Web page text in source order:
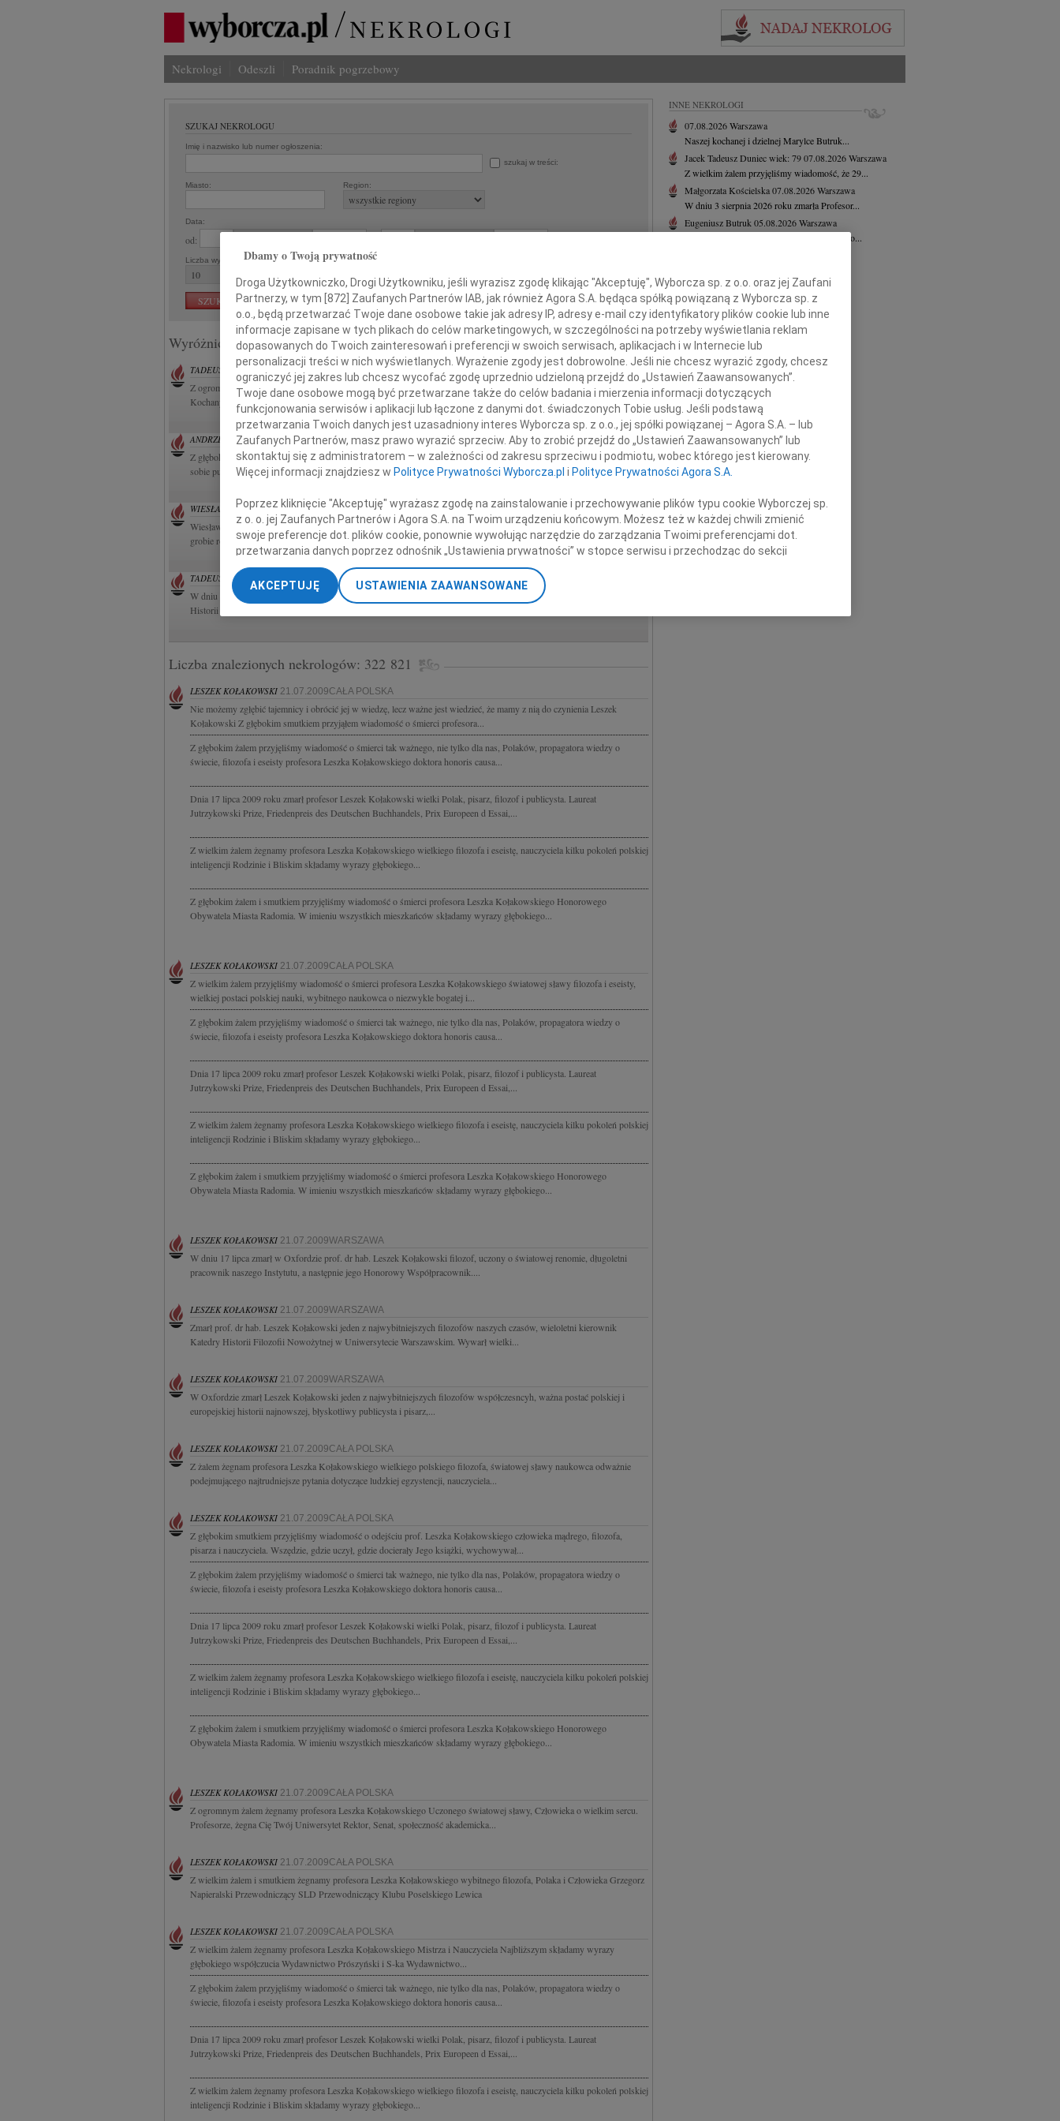
Nekrologi Odeszli Poradnik pogrzebowy
SZUKAJ NEKROLOGU
Imię i nazwisko lub numer ogłoszenia:
szukaj w treści:
Miasto: Region:
Data:
od:
Liczba wyników na stronie:
Wyróżnione ogłoszenia:
TADEUSZ KOTŁOWSKI 05.08.2026POZNAŃ
Z ogromnym żalem i bólem w sercu zawiadamiamy, że w dniu 3 sierpnia 2026 r. odszedł od nas w wieku 80 lat nasz
Kochany Mąż, Tata i Dziadek Profesor dr hab. Tadeusz Kotłowski Ceremonia...
ANDRZEJ PERZANOWSKI 03.08.2026WARSZAWA
Z głębokim smutkiem i niedowierzaniem zawiadamiamy o śmierci dr n. med. Andrzeja Perzanowskiego Pozostawił po
sobie pustkę, której nie sposób wypełnić. Był wyjątkowym Człowiekiem....
WIESŁAW PIETKUN03.08.2026OLSZTYN
Wiesław Pietkun Uroczystości pogrzebowe odbyły się w poniedziałek, 27 lipca 2026 roku a Prochy złożone zostały w
grobie rodzinnym przy dźwiękach szanty na Cmentarzu Komunalnym w Bartoszycach przy...
TADEUSZ KOTŁOWSKI06.08.2026POZNAŃ
W dniu 3 sierpnia 2026 roku zmarł prof. dr hab. Tadeusz Kotłowski Przez całe swe życie był związany z Instytutem
Historii UAM w Poznaniu. Odszedł od nas wspaniały, życzliwy ludziom człowiek, dobry...
Liczba znalezionych nekrologów: 322 821
LESZEK KOŁAKOWSKI 21.07.2009CAŁA POLSKA
Nie możemy zgłębić tajemnicy i obrócić jej w wiedzę, lecz ważne jest wiedzieć, że mamy z nią do czynienia Leszek
Kołakowski Z głębokim smutkiem przyjąłem wiadomość o śmierci profesora...
Z głębokim żalem przyjęliśmy wiadomość o śmierci tak ważnego, nie tylko dla nas, Polaków, propagatora wiedzy o
świecie, filozofa i eseisty profesora Leszka Kołakowskiego doktora honoris causa...
Dnia 17 lipca 2009 roku zmarł profesor Leszek Kołakowski wielki Polak, pisarz, filozof i publicysta. Laureat
Jutrzykowski Prize, Friedenpreis des Deutschen Buchhandels, Prix Europeen d Essai,...
Z wielkim żalem żegnamy profesora Leszka Kołakowskiego wielkiego filozofa i eseistę, nauczyciela kilku pokoleń polskiej
inteligencji Rodzinie i Bliskim składamy wyrazy głębokiego...
Z głębokim żalem i smutkiem przyjęliśmy wiadomość o śmierci profesora Leszka Kołakowskiego Honorowego
Obywatela Miasta Radomia. W imieniu wszystkich mieszkańców składamy wyrazy głębokiego...
LESZEK KOŁAKOWSKI 21.07.2009CAŁA POLSKA
Z wielkim żalem przyjęliśmy wiadomość o śmierci profesora Leszka Kołakowskiego światowej sławy filozofa i eseisty,
wielkiej postaci polskiej nauki, wybitnego naukowca o niezwykle bogatej i...
Z głębokim żalem przyjęliśmy wiadomość o śmierci tak ważnego, nie tylko dla nas, Polaków, propagatora wiedzy o
świecie, filozofa i eseisty profesora Leszka Kołakowskiego doktora honoris causa...
Dnia 17 lipca 2009 roku zmarł profesor Leszek Kołakowski wielki Polak, pisarz, filozof i publicysta. Laureat
Jutrzykowski Prize, Friedenpreis des Deutschen Buchhandels, Prix Europeen d Essai,...
Z wielkim żalem żegnamy profesora Leszka Kołakowskiego wielkiego filozofa i eseistę, nauczyciela kilku pokoleń polskiej
inteligencji Rodzinie i Bliskim składamy wyrazy głębokiego...
Z głębokim żalem i smutkiem przyjęliśmy wiadomość o śmierci profesora Leszka Kołakowskiego Honorowego
Obywatela Miasta Radomia. W imieniu wszystkich mieszkańców składamy wyrazy głębokiego...
LESZEK KOŁAKOWSKI 21.07.2009WARSZAWA
W dniu 17 lipca zmarł w Oxfordzie prof. dr hab. Leszek Kołakowski filozof, uczony o światowej renomie, długoletni
pracownik naszego Instytutu, a następnie jego Honorowy Współpracownik....
LESZEK KOŁAKOWSKI 21.07.2009WARSZAWA
Zmarł prof. dr hab. Leszek Kołakowski jeden z najwybitniejszych filozofów naszych czasów, wieloletni kierownik
Katedry Historii Filozofii Nowożytnej w Uniwersytecie Warszawskim. Wywarł wielki...
LESZEK KOŁAKOWSKI 21.07.2009WARSZAWA
W Oxfordzie zmarł Leszek Kołakowski jeden z najwybitniejszych filozofów współczesncyh, ważna postać polskiej i
europejskiej historii najnowszej, błyskotliwy publicysta i pisarz,...
LESZEK KOŁAKOWSKI 21.07.2009CAŁA POLSKA
Z żalem żegnam profesora Leszka Kołakowskiego wielkiego polskiego filozofa, światowej sławy naukowca odważnie
podejmującego najtrudniejsze pytania dotyczące ludzkiej egzystencji, nauczyciela...
LESZEK KOŁAKOWSKI 21.07.2009CAŁA POLSKA
Z głębokim smutkiem przyjęliśmy wiadomość o odejściu prof. Leszka Kołakowskiego człowieka mądrego, filozofa,
pisarza i nauczyciela. Wszędzie, gdzie uczył, gdzie docierały Jego książki, wychowywał...
Z głębokim żalem przyjęliśmy wiadomość o śmierci tak ważnego, nie tylko dla nas, Polaków, propagatora wiedzy o
świecie, filozofa i eseisty profesora Leszka Kołakowskiego doktora honoris causa...
Dnia 17 lipca 2009 roku zmarł profesor Leszek Kołakowski wielki Polak, pisarz, filozof i publicysta. Laureat
Jutrzykowski Prize, Friedenpreis des Deutschen Buchhandels, Prix Europeen d Essai,...
Z wielkim żalem żegnamy profesora Leszka Kołakowskiego wielkiego filozofa i eseistę, nauczyciela kilku pokoleń polskiej
inteligencji Rodzinie i Bliskim składamy wyrazy głębokiego...
Z głębokim żalem i smutkiem przyjęliśmy wiadomość o śmierci profesora Leszka Kołakowskiego Honorowego
Obywatela Miasta Radomia. W imieniu wszystkich mieszkańców składamy wyrazy głębokiego...
LESZEK KOŁAKOWSKI 21.07.2009CAŁA POLSKA
Z ogromnym żalem żegnamy profesora Leszka Kołakowskiego Uczonego światowej sławy, Człowieka o wielkim sercu.
Profesorze, żegna Cię Twój Uniwersytet Rektor, Senat, społeczność akademicka...
LESZEK KOŁAKOWSKI 21.07.2009CAŁA POLSKA
Z wielkim żalem i smutkiem żegnamy profesora Leszka Kołakowskiego wybitnego filozofa, Polaka i Człowieka Grzegorz
Napieralski Przewodniczący SLD Przewodniczący Klubu Poselskiego Lewica
LESZEK KOŁAKOWSKI 21.07.2009CAŁA POLSKA
Z wielkim żalem żegnamy profesora Leszka Kołakowskiego Mistrza i Nauczyciela Najbliższym składamy wyrazy
głębokiego współczucia Wydawnictwo Prószyński i S-ka Wydawnictwo...
Z głębokim żalem przyjęliśmy wiadomość o śmierci tak ważnego, nie tylko dla nas, Polaków, propagatora wiedzy o
świecie, filozofa i eseisty profesora Leszka Kołakowskiego doktora honoris causa...
Dnia 17 lipca 2009 roku zmarł profesor Leszek Kołakowski wielki Polak, pisarz, filozof i publicysta. Laureat
Jutrzykowski Prize, Friedenpreis des Deutschen Buchhandels, Prix Europeen d Essai,...
Z wielkim żalem żegnamy profesora Leszka Kołakowskiego wielkiego filozofa i eseistę, nauczyciela kilku pokoleń polskiej
inteligencji Rodzinie i Bliskim składamy wyrazy głębokiego...
INNE NEKROLOGI
07.08.2026Warszawa
Naszej kochanej i dzielnej Marylce Butruk...
Jacek Tadeusz Duniecwiek: 7907.08.2026Warszawa
Z wielkim żalem przyjęliśmy wiadomość, że 29...
Małgorzata Kościelska07.08.2026Warszawa
W dniu 3 sierpnia 2026 roku zmarła Profesor...
Eugeniusz Butruk 05.08.2026Warszawa
Z ogromnym żalem przyjęliśmy wiadomość o...
+ więcej
Dbamy o Twoją prywatność
Droga Użytkowniczko, Drogi Użytkowniku, jeśli wyrazisz zgodę klikając "Akceptuję", Wyborcza sp. z o.o. oraz jej Zaufani
Partnerzy, w tym [ 872 ] Zaufanych Partnerów IAB, jak również Agora S.A. będąca spółką powiązaną z Wyborcza sp. z
o.o., będą przetwarzać Twoje dane osobowe takie jak adresy IP, adresy e-mail czy identyfikatory plików cookie lub inne
informacje zapisane w tych plikach do celów marketingowych, w szczególności na potrzeby wyświetlania reklam
dopasowanych do Twoich zainteresowań i preferencji w swoich serwisach, aplikacjach i w Internecie lub
personalizacji treści w nich wyświetlanych. Wyrażenie zgody jest dobrowolne. Jeśli nie chcesz wyrazić zgody, chcesz
ograniczyć jej zakres lub chcesz wycofać zgodę uprzednio udzieloną przejdź do „Ustawień Zaawansowanych”.
Twoje dane osobowe mogą być przetwarzane także do celów badania i mierzenia informacji dotyczących
funkcjonowania serwisów i aplikacji lub łączone z danymi dot. świadczonych Tobie usług. Jeśli podstawą
przetwarzania Twoich danych jest uzasadniony interes Wyborcza sp. z o.o., jej spółki powiązanej – Agora S.A. – lub
Zaufanych Partnerów, masz prawo wyrazić sprzeciw. Aby to zrobić przejdź do „Ustawień Zaawansowanych” lub
skontaktuj się z administratorem – w zależności od zakresu sprzeciwu i podmiotu, wobec którego jest kierowany.
Więcej informacji znajdziesz w Polityce Prywatności Wyborcza.pl i Polityce Prywatności Agora S.A.
Poprzez kliknięcie "Akceptuję" wyrażasz zgodę na zainstalowanie i przechowywanie plików typu cookie Wyborczej sp.
z o. o. jej Zaufanych Partnerów i Agora S.A. na Twoim urządzeniu końcowym. Możesz też w każdej chwili zmienić
swoje preferencje dot. plików cookie, ponownie wywołując narzędzie do zarządzania Twoimi preferencjami dot.
przetwarzania danych poprzez odnośnik „Ustawienia prywatności” w stopce serwisu i przechodząc do sekcji
„Ustawienia zaawansowane”. Zmiana ustawień plików cookie możliwa jest także za pomocą ustawień przeglądarki.
My, nasi Zaufani Partnerzy i Agora S.A. możemy przetwarzać dane osobowe w następujących celach:
dokładnych danych geolokalizacyjnych. Aktywne skanowanie charakterystyki urządzenia do celów identyfikacji.
treści, badnie odbiorców i ulepszanie usług.Lista Zaufanych Partnerów
USTAWIENIA ZAAWANSOWANE
AKCEPTUJĘ